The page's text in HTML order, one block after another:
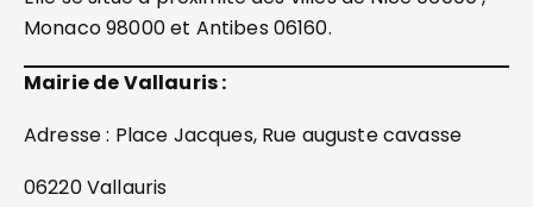
Monaco 98000 et Antibes 06160.
Mairie de Vallauris :
Adresse : Place Jacques, Rue auguste cavasse
06220 Vallauris